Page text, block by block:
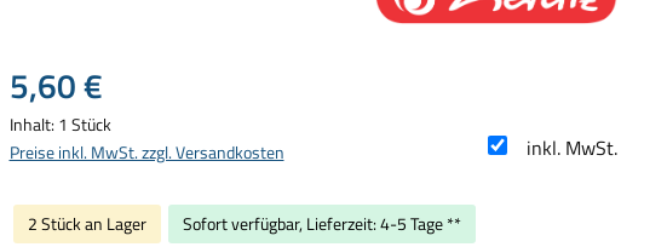
Regulärer Preis:
5,60 €
Inhalt: 1 Stück
inkl. MwSt.
Preise inkl. MwSt. zzgl. Versandkosten
2 Stück an Lager Sofort verfügbar, Lieferzeit: 4-5 Tage **